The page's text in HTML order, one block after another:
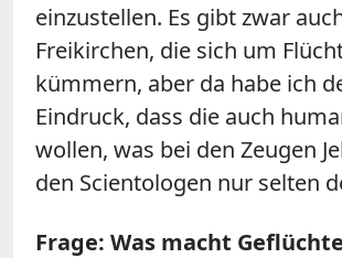
einzustellen. Es gibt zwar
Freikirchen, die sich um
kümmern, aber da habe ich
Eindruck, dass die auch
wollen, was bei den Zeugen
den Scientologen nur selten
Frage: Was macht